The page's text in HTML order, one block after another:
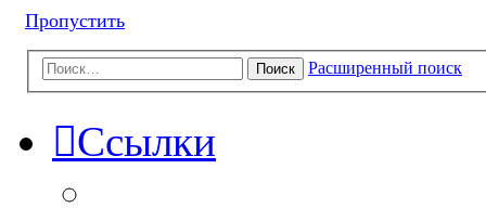
Пропустить
Поиск Расширенный поиск
Ссылки